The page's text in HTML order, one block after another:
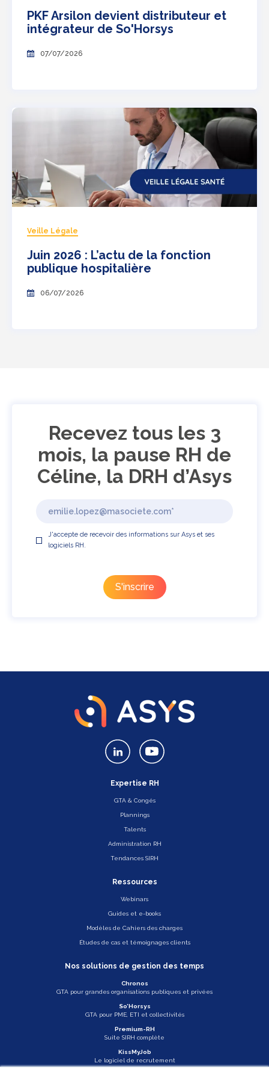
PKF Arsilon devient distributeur et
intégrateur de So'Horsys
07/07/2026
Veille Légale
Juin 2026 : L’actu de la fonction
publique hospitalière
06/07/2026
Recevez tous les 3
mois, la pause RH de
Céline, la DRH d’Asys
J'accepte de recevoir des informations sur Asys et ses
logiciels RH.
Expertise RH
GTA & Congés
Plannings
Talents
Administration RH
Tendances SIRH
Ressources
Webinars
Guides et e-books
Modèles de Cahiers des charges
Études de cas et témoignages clients
Nos solutions de gestion des temps
Chronos
GTA pour grandes organisations publiques et privées
So’Horsys
GTA pour PME, ETI et collectivités
Premium-RH
Suite SIRH complète
KissMyJob
Le logiciel de recrutement